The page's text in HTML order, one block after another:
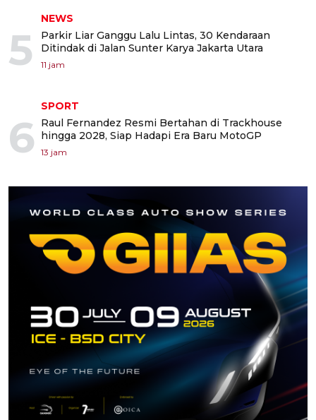
5
NEWS
Parkir Liar Ganggu Lalu Lintas, 30 Kendaraan
Ditindak di Jalan Sunter Karya Jakarta Utara
11 jam
6
SPORT
Raul Fernandez Resmi Bertahan di Trackhouse
hingga 2028, Siap Hadapi Era Baru MotoGP
13 jam